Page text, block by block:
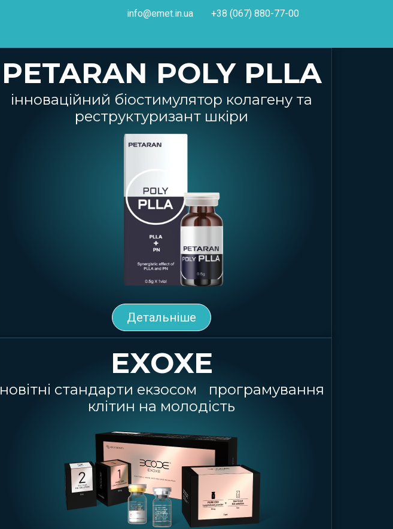
info@emet.in.ua +38 (067) 880-77-00
PETARAN POLY PLLA
інноваційний біостимулятор колагену та
реструктуризант шкіри
Детальніше
EXOXE
новітні стандарти екзосом програмування
клітин на молодість